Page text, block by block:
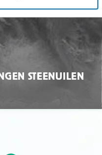
STEENUILEN